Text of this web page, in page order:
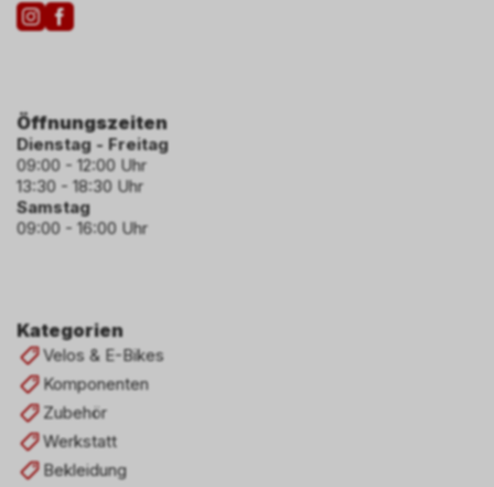
Kategorien
Velos & E-Bikes
Komponenten
Zubehör
Werkstatt
Bekleidung
Öffnungszeiten
Dienstag - Freitag
09:00 - 12:00 Uhr
13:30 - 18:30 Uhr
Samstag
09:00 - 16:00 Uhr